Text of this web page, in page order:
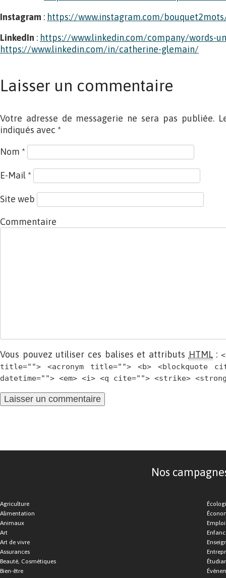
Instagram : https://www.instagram.com/
LinkedIn : https://www.linkedin.com/company/words-
https://www.linkedin.com/in/catherine-glemain/
Laisser un commentaire
Votre adresse de messagerie ne sera pas publiée.
indiqués avec *
Nom *
E-Mail *
Site web
Commentaire
Vous pouvez utiliser ces balises et attributs HTML:
title=""> <acronym title=""> <b> <blockquote
datetime=""> <em> <i> <q cite=""> <strike>
Nos
Agriculture
Alimentation
Animaux
Art
Art de vivre
Assurances
Beauté, Cosmétiques
Bien-être
Emploi